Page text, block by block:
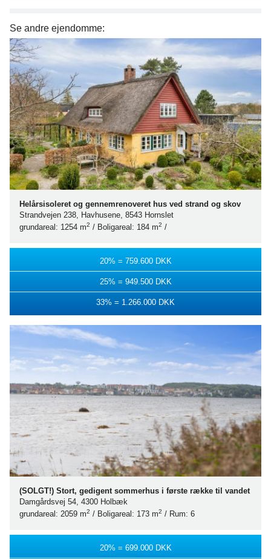
Se andre ejendomme:
Helårsisoleret og gen­nem­renove­ret hus ved strand og skov
Strandvejen 238, Havhusene, 8543 Hornslet
grundareal: 1254 m2 / Boligareal: 184 m2 /
20% = 759.600 DKK
25% = 949.500 DKK
33% = 1.266.000 DKK
(SOLGT!) Stort, gedigent sommerhus i første række til vandet
Damgårdsvej 54, 4300 Holbæk
grundareal: 2059 m2 / Boligareal: 173 m2 / Rum: 6
20% = 699.000 DKK